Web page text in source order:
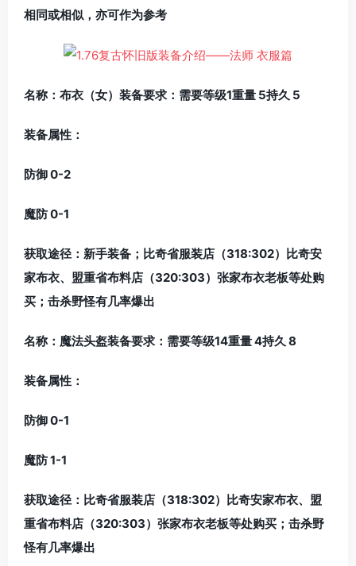
相同或相似，亦可作为参考
名称：布衣（女）装备要求：需要等级1重量 5持久 5
装备属性：
防御 0-2
魔防 0-1
获取途径：新手装备；比奇省服装店（318:302）比奇安
家布衣、盟重省布料店（320:303）张家布衣老板等处购
买；击杀野怪有几率爆出
名称：魔法头盔装备要求：需要等级14重量 4持久 8
装备属性：
防御 0-1
魔防 1-1
获取途径：比奇省服装店（318:302）比奇安家布衣、盟
重省布料店（320:303）张家布衣老板等处购买；击杀野
怪有几率爆出